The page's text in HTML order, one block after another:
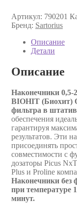
Артикул: 790201
Бренд: Sartorius
Описание
Детали
Описание
Наконечники 0,5-
BIOHIT (Биохит)
фильтра в
обеспечения
гарантируя
результатов. Эти
присоединять
совместимости с
дозаторы Picus
Plus и Proline
Наконечники без
при температуре
минут.